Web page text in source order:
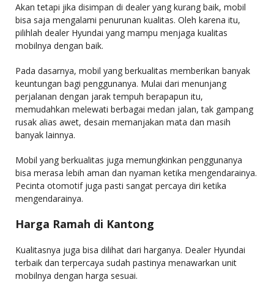
Akan tetapi jika disimpan di dealer yang kurang baik, mobil
bisa saja mengalami penurunan kualitas. Oleh karena itu,
pilihlah dealer Hyundai yang mampu menjaga kualitas
mobilnya dengan baik.
Pada dasarnya, mobil yang berkualitas memberikan banyak
keuntungan bagi penggunanya. Mulai dari menunjang
perjalanan dengan jarak tempuh berapapun itu,
memudahkan melewati berbagai medan jalan, tak gampang
rusak alias awet, desain memanjakan mata dan masih
banyak lainnya.
Mobil yang berkualitas juga memungkinkan penggunanya
bisa merasa lebih aman dan nyaman ketika mengendarainya.
Pecinta otomotif juga pasti sangat percaya diri ketika
mengendarainya.
Harga Ramah di Kantong
Kualitasnya juga bisa dilihat dari harganya. Dealer Hyundai
terbaik dan terpercaya sudah pastinya menawarkan unit
mobilnya dengan harga sesuai.